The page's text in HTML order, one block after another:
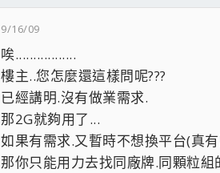
9/16/09
唉.................
樓主..您怎麼還這樣問呢???
已經講明.沒有做業需求.
那2G就夠用了...
如果有需求.又暫時不想換平台(真
那你只能用力去找同廠牌.同顆粒組